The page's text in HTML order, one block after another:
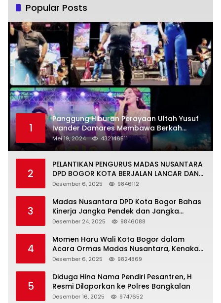
Popular Posts
1
Panggung Hiburan Perayaan Ultah Yusuf
Ivander Damares Membawa Berkah
Warga Kejapanan
Mei 19, 2024 432146511
2
PELANTIKAN PENGURUS MADAS NUSANTARA
DPD BOGOR KOTA BERJALAN LANCAR DAN
KHIDMAT
Desember 6, 2025 9846112
3
Madas Nusantara DPD Kota Bogor Bahas
Kinerja Jangka Pendek dan Jangka
Panjang
Desember 24, 2025 9846088
4
Momen Haru Wali Kota Bogor dalam
Acara Ormas Madas Nusantara, Kenakan
Peci Hitam Tinggi sebagai Simbol
Desember 6, 2025 9824869
5
Diduga Hina Nama Pendiri Pesantren, H
Resmi Dilaporkan ke Polres Bangkalan
Desember 16, 2025 9747652